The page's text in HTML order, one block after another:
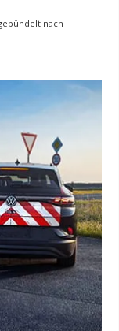
nach